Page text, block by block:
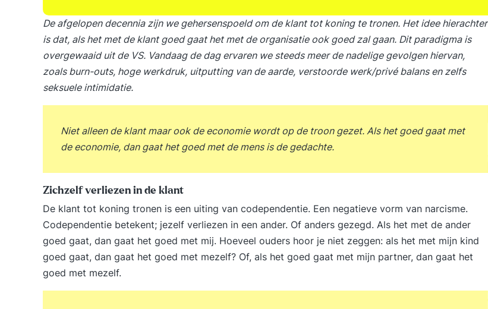
De afgelopen decennia zijn we gehersenspoeld om de klant tot koning te tronen. Het idee hierachter
is dat, als het met de klant goed gaat het met de organisatie ook goed zal gaan. Dit paradigma is
overgewaaid uit de VS. Vandaag de dag ervaren we steeds meer de nadelige gevolgen hiervan,
zoals burn-outs, hoge werkdruk, uitputting van de aarde, verstoorde werk/privé balans en zelfs
seksuele intimidatie.
Niet alleen de klant maar ook de economie wordt op de troon gezet. Als het goed gaat met
de economie, dan gaat het goed met de mens is de gedachte.
Zichzelf verliezen in de klant
De klant tot koning tronen is een uiting van codependentie. Een negatieve vorm van narcisme.
Codependentie betekent; jezelf verliezen in een ander. Of anders gezegd. Als het met de ander
goed gaat, dan gaat het goed met mij. Hoeveel ouders hoor je niet zeggen: als het met mijn kind
goed gaat, dan gaat het goed met mezelf? Of, als het goed gaat met mijn partner, dan gaat het
goed met mezelf.